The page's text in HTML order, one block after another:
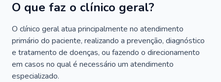
O que faz o clínico geral?
O clínico geral atua principalmente no atendimento
primário do paciente, realizando a prevenção, diagnóstico
e tratamento de doenças, ou fazendo o direcionamento
em casos no qual é necessário um atendimento
especializado.